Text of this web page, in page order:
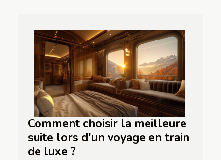
Comment choisir la meilleure
suite lors d'un voyage en train
de luxe ?